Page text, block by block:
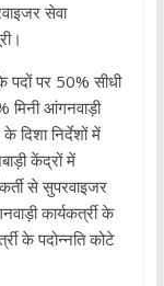
सेवा
पदों पर 50% सीधी
मिनी आंगनवाड़ी
दिशा निर्देशों में
केंद्रों में
से सुपरवाइजर
कार्यकर्त्री के
के पदोन्नति कोटे